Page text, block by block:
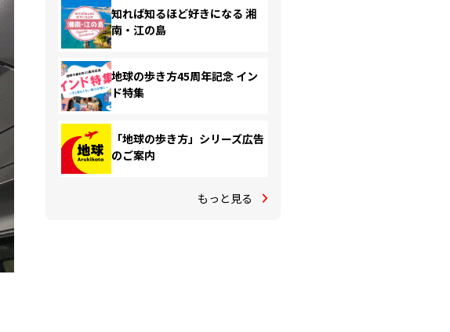
知れば知るほど好きになる 湘
南・江の島
地球の歩き方45周年記念 イン
ド特集
「地球の歩き方」シリーズ広告
のご案内
もっと見る